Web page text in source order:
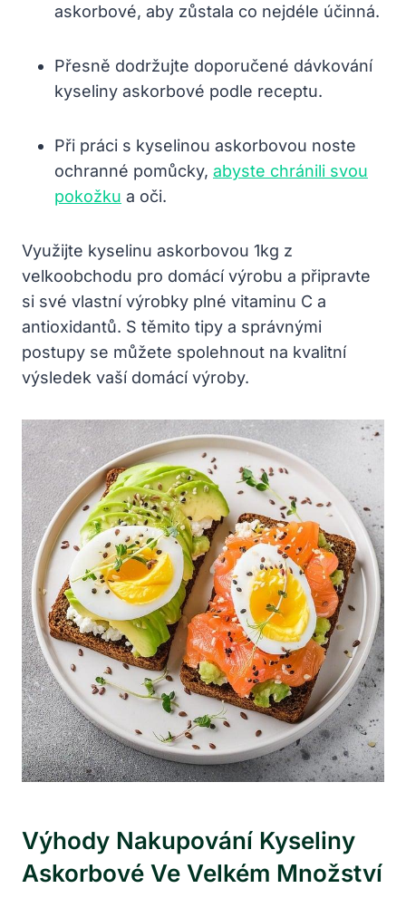
askorbové, aby zůstala co nejdéle účinná.
Přesně dodržujte doporučené dávkování
kyseliny askorbové podle receptu.
Při práci s kyselinou askorbovou noste
ochranné pomůcky, abyste chránili svou
pokožku a oči.
Využijte kyselinu askorbovou 1kg z
velkoobchodu pro domácí výrobu a připravte
si své vlastní výrobky plné vitaminu C a
antioxidantů. S těmito tipy a správnými
postupy se můžete spolehnout na kvalitní
výsledek vaší domácí výroby.
Výhody Nakupování Kyseliny
Askorbové Ve Velkém Množství